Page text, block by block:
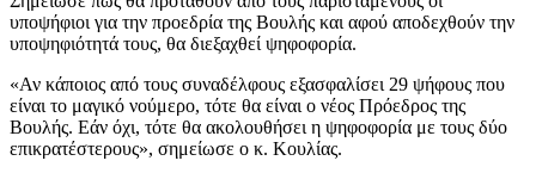
υποψήφιοι για την προεδρία της Βουλής και αφού αποδεχθούν την
υποψηφιότητά τους, θα διεξαχθεί ψηφοφορία.
«Αν κάποιος από τους συναδέλφους εξασφαλίσει 29 ψήφους που
είναι το μαγικό νούμερο, τότε θα είναι ο νέος Πρόεδρος της
Βουλής. Εάν όχι, τότε θα ακολουθήσει η ψηφοφορία με τους δύο
επικρατέστερους», σημείωσε ο κ. Κουλίας.